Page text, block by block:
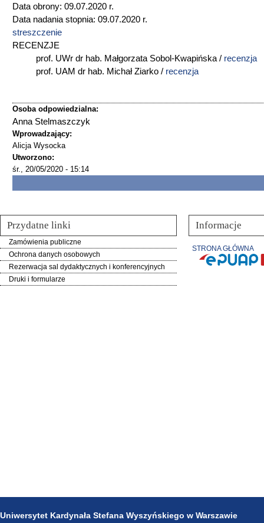
Data obrony: 09.07.2020 r.
Data nadania stopnia: 09.07.2020 r.
streszczenie
RECENZJE
prof. UWr dr hab. Małgorzata Sobol-Kwapińska / recenzja
prof. UAM dr hab. Michał Ziarko / recenzja
Osoba odpowiedzialna:
Anna Stelmaszczyk
Wprowadzający:
Alicja Wysocka
Utworzono:
śr., 20/05/2020 - 15:14
Przydatne linki
Zamówienia publiczne
Ochrona danych osobowych
Rezerwacja sal dydaktycznych i konferencyjnych
Druki i formularze
Informacje
STRONA GŁÓWNA
Uniwersytet Kardynała Stefana Wyszyńskiego w Warszawie